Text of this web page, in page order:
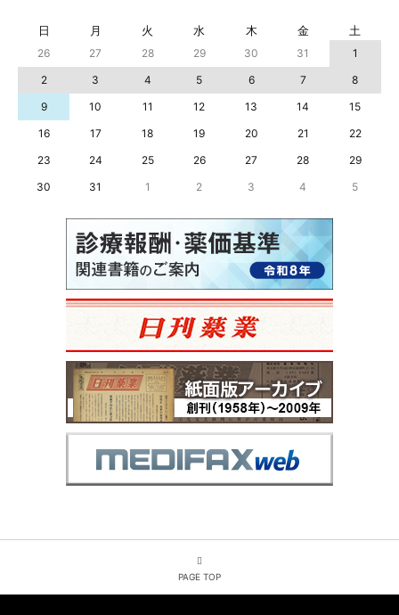
日 月 火 水 木 金 土
26 27 28 29 30 31
1
2
3 4 5 6 7
8
9
10 11 12 13 14
15
16
17 18 19 20 21
22
23
24 25 26 27 28
29
30
31 1 2 3 4 5
PAGE TOP